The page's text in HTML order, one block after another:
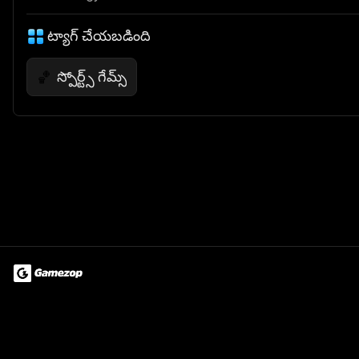
ట్యాగ్ చేయబడింది
🏀 స్పోర్ట్స్ గేమ్స్